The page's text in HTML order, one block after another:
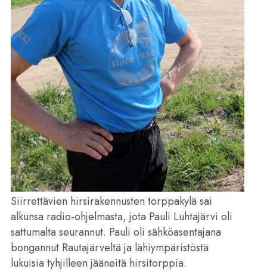
Siirrettävien hirsirakennusten torppakylä sai
alkunsa radio-ohjelmasta, jota Pauli Luhtajärvi oli
sattumalta seurannut. Pauli oli sähköasentajana
bongannut Rautajärveltä ja lähiympäristöstä
lukuisia tyhjilleen jääneitä hirsitorppia.